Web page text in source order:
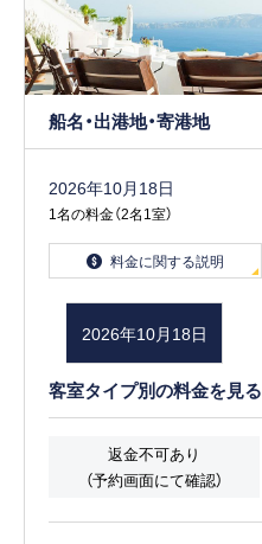
船名・出港地・寄港地
2026年10月18日
1名の料金（2名1室）
料金に関する説明
2026年10月18日
客室タイプ別の料金を見る
返金不可あり
（予約画面にて確認）